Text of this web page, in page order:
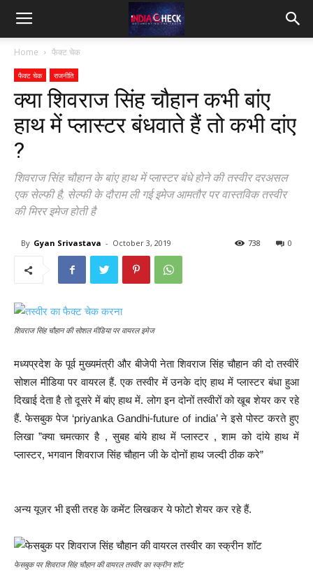
IndiaCheck
Home फैक्ट चेक
फैक्ट चेक राजनीति
क्या शिवराज सिंह चौहान कभी बांए
हाथ में प्लास्टर बंधवाते हैं तो कभी दांए
?
शिवराज सिंह चौहान के बांए हाथ में प्लास्टर बंधे होने की तस्वीर दरअसल
एक सेल्फी है, सेल्फी के दौराम ली गई इमेज आमतौर पर वास्तविक तस्वीर
की मिरर इमेज होती है
By Gyan Srivastava - October 3, 2019 0
738
शिवराज सिंह चौहान की सोशल मीडिया पर वायरल इमेज
मध्यप्रदेश के पूर्व मुख्यमंत्री और बीजेपी नेता शिवराज सिंह चौहान की दो तस्वीरें
सोशल मीडिया पर वायरल हैं. एक तस्वीर में उनके दांए हाथ में प्लास्टर बंधा हुआ
दिखाई देता है तो दूसरे में बांए हाथ में. लोग इन दोनों तस्वीरों को खूब शेयर कर रहे
हैं. फेसबुक पेज ‘priyanka Gandhi-future of india’ ने इसे पोस्ट करते हुए
लिखा ”क्या चमत्कार है , सुबह बांये हाथ में प्लास्टर , शाम को दांये हाथ में
प्लास्टर, भगवान शिवराज सिंह चौहान जी के दोनों हाथ जल्दी ठीक करे”
अन्य यूज़र भी इसी तरह के कमेंट लिखकर ये फोटो शेयर कर रहे हैं.
फेसबुक पर शिवराज सिंह चौहान की वायरल तस्वीर का स्क्रीन शॉट